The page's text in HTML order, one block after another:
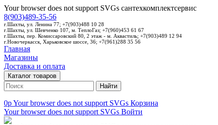
Your browser does not support SVGs сантехкомплектсервис
8(903)489-35-56
г.Шахты, ул. Ленина 77; +7(903)488 10 28
г.Шахты, ул. Шевченко 107, м. ТеплоГаз; +7(960)453 61 67
г.Шахты, пер. Комиссаровский 80, 2 этаж - м. Аквастиль; +7(903)489 12 94
г.Новочеркасск, Харьковское шоссе, 36; +7(961)288 35 56
Главная
Магазины
Доставка и оплата
Каталог товаров
Найти
0pYour browser does not support SVGs Корзина
Your browser does not support SVGs Войти